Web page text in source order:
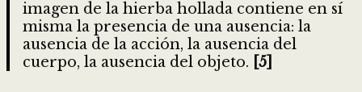
imagen de la hierba hollada contiene en sí
misma la presencia de una ausencia: la
ausencia de la acción, la ausencia del
cuerpo, la ausencia del objeto. [5]